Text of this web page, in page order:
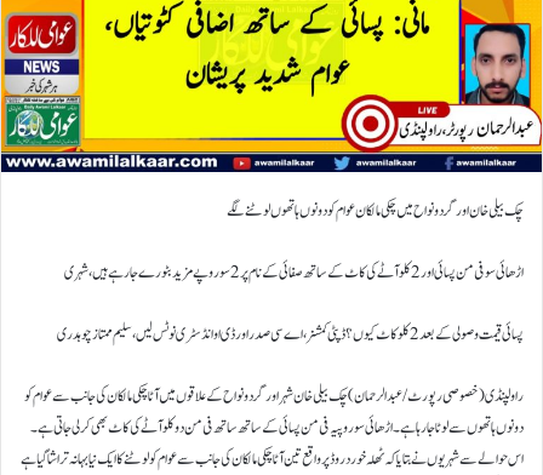
چک بیلی خان اور گردو نواح میں چکی مالکان عوام کو دونوں ہاتھوں لوٹنے لگے
اڑھائی سو فی من پسائی اور 2کلو آٹے کی کاٹ کے ساتھ صفائی کے نام پر 2سو روپے مزید بٹورے جا رہے ہیں،شہری
پسائی قیمت وصولی کے بعد 2کلو کاٹ کیوں؟ ڈپٹی کمشنر،اے سی صدر اور ڈی او انڈسٹری نوٹس لیں،سلیم ممتاز چوہدری
راولپنڈی (خصوصی رپورٹ/عبدالرحمان) چک بیلی خان شہر اور گردونواح کے علاقوں میں آٹا چکی مالکان کی جانب سے عوام کو
دونوں ہاتھوں سے لوٹا جا رہا ہے۔ اڑھائی سو روپیہ فی من پسائی کے ساتھ ساتھ فی من دو کلو آٹے کی کاٹ بھی کر لی جاتی ہے۔
اس حوالے سے شہریوں نے بتایا کہ ٹھلہ خورد روڈ پر واقع تین آٹا چکی مالکان کی جانب سے عوام کو لوٹنے کا ایک نیا بہانہ تراشا گیا ہے